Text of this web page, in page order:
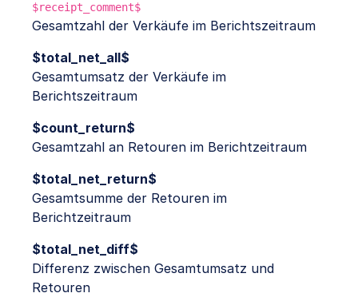
$receipt_comment$
Gesamtzahl der Verkäufe im Berichtszeitraum
$total_net_all$
Gesamtumsatz der Verkäufe im
Berichtszeitraum
$count_return$
Gesamtzahl an Retouren im Berichtzeitraum
$total_net_return$
Gesamtsumme der Retouren im
Berichtzeitraum
$total_net_diff$
Differenz zwischen Gesamtumsatz und
Retouren